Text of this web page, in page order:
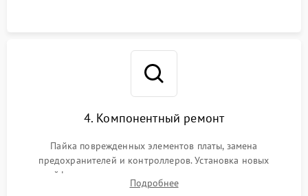
4. Компонентный ремонт
Пайка поврежденных элементов платы, замена
предохранителей и контроллеров. Установка новых
шлейфов, дисплея, механизма затвора или двигателя
автофокуса. Восстановление геометрии тубуса объектива
Подробнее